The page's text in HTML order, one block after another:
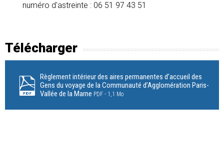
numéro d'astreinte : 06 51 97 43 51
Télécharger
Règlement intérieur des aires permanentes d’accueil des
Gens du voyage de la Communauté d’Agglomération Paris-
Vallée de la Marne PDF 1,1 Mo